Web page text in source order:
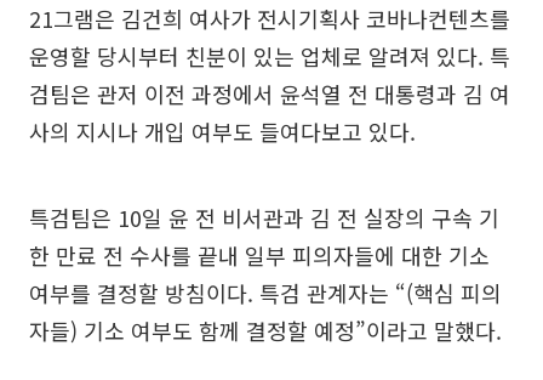
21그램은 김건희 여사가 전시기획사 코바나컨텐츠를
운영할 당시부터 친분이 있는 업체로 알려져 있다. 특
검팀은 관저 이전 과정에서 윤석열 전 대통령과 김 여
사의 지시나 개입 여부도 들여다보고 있다.
특검팀은 10일 윤 전 비서관과 김 전 실장의 구속 기
한 만료 전 수사를 끝내 일부 피의자들에 대한 기소
여부를 결정할 방침이다. 특검 관계자는 “(핵심 피의
자들) 기소 여부도 함께 결정할 예정”이라고 말했다.